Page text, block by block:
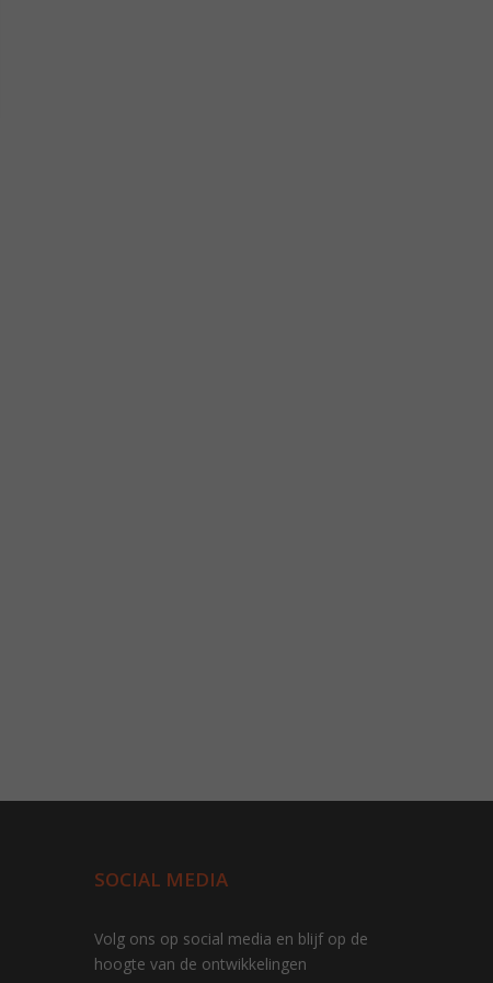
SOCIAL MEDIA
Volg ons op social media en blijf op de
hoogte van de ontwikkelingen